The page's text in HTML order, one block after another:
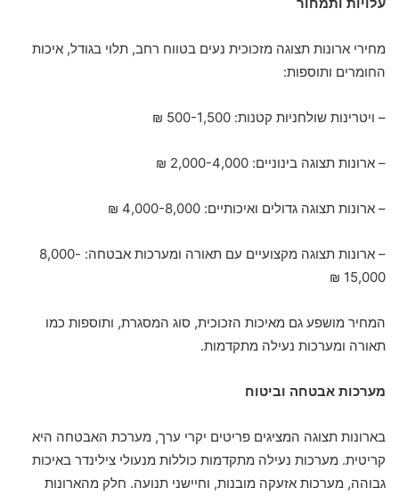
מחירי ארונות תצוגה מזכוכית נעים בטווח רחב, תלוי בגודל, איכות
החומרים ותוספות:
– ויטרינות שולחניות קטנות: 500-1,500 ₪
– ארונות תצוגה בינוניים: 2,000-4,000 ₪
– ארונות תצוגה גדולים ואיכותיים: 4,000-8,000 ₪
– ארונות תצוגה מקצועיים עם תאורה ומערכות אבטחה: 8,000-
15,000 ₪
המחיר מושפע גם מאיכות הזכוכית, סוג המסגרת, ותוספות כמו
תאורה ומערכות נעילה מתקדמות.
מערכות אבטחה וביטוח
בארונות תצוגה המציגים פריטים יקרי ערך, מערכת האבטחה היא
קריטית. מערכות נעילה מתקדמות כוללות מנעולי צילינדר באיכות
גבוהה, מערכות אזעקה מובנות, וחיישני תנועה. חלק מהארונות